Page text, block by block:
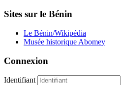
Sites sur le Bénin
Le Bénin/Wikipédia
Musée historique Abomey
Connexion
Identifiant